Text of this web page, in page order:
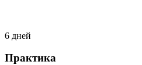
6 дней
Практика